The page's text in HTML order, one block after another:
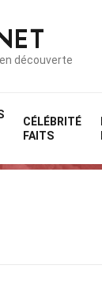
découverte
CÉLÉBRITÉ
FAITS